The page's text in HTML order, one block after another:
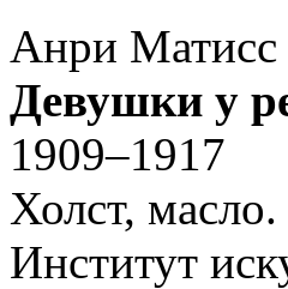
Анри Матисс
Девушки у
1909–1917
Холст,
Институт